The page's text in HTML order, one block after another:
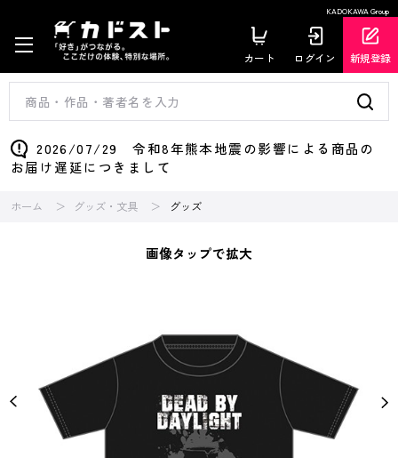
KADOKAWA Group
カート ログイン 新規登録
2026/07/29 令和8年熊本地震の影響による商品の
お届け遅延につきまして
ホーム グッズ・文具 グッズ
画像タップで拡大